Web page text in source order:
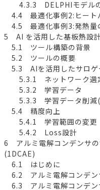
4.3.3 DELPHIモデル
4.4 最適化事例2:ヒート
4.5 最適化事例3:発熱量
5 AI を活用した基板熱設
5.1 ツール構築の背景
5.2 ツールの概要
5.3 AIを活用したサロゲ
5.3.1 ネットワーク選
5.3.2 学習データ
5.3.3 学習データ削減(
5.4 精度向上
5.4.1 学習範囲の変更
5.4.2 Loss設計
6 アルミ電解コンデンサの
(1DCAE)
6.1 はじめに
6.2 アルミ電解コンデン
6.3 アルミ電解コンデン